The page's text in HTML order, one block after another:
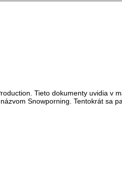
Tieto dokumenty uvidia v
Snowporning. Tentokrát sa